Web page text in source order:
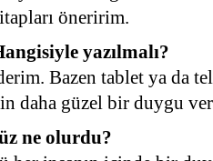
öneririm.
yazılmalı?
Bazen tablet ya da
daha güzel bir duygu
ne olurdu?